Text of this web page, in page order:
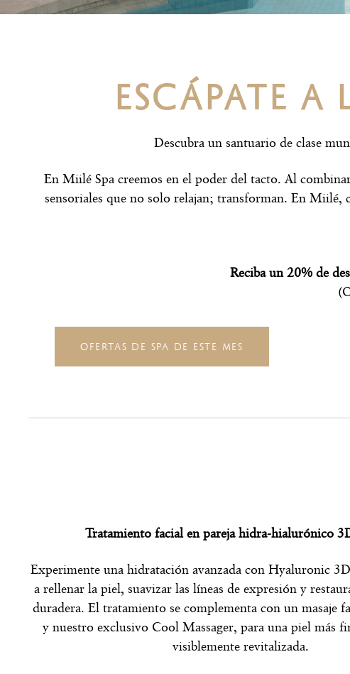
ESCÁPATE A
Descubra un santuario de clase
En Miilé Spa creemos en el poder del tacto. Al
sensoriales que no solo relajan; transforman. En Miilé,
Reciba un 20% de
OFERTAS DE SPA DE ESTE MES
Tratamiento facial en pareja hidra-hialurónico
Experimente una hidratación avanzada con Hyaluronic
a rellenar la piel, suavizar las líneas de expresión y
duradera. El tratamiento se complementa con un masaje
y nuestro exclusivo Cool Massager, para una piel más
visiblemente revitalizada.